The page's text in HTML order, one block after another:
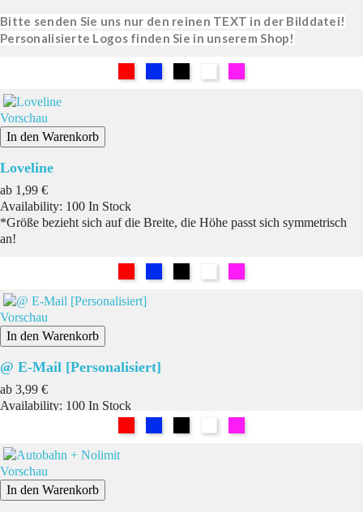
Bitte senden Sie uns nur den reinen TEXT in der Bilddatei!
Personalisierte Logos finden Sie in unserem Shop!
Vorschau
In den Warenkorb
Loveline
ab Preis
1,99 €
Availability: 100 In Stock
*Größe bezieht sich auf die Breite, die Höhe passt sich symmetrisch
an!
Vorschau
In den Warenkorb
@ E-Mail [Personalisiert]
ab Preis
3,99 €
Availability: 100 In Stock
Vorschau
In den Warenkorb